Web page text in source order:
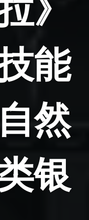
能
然
银